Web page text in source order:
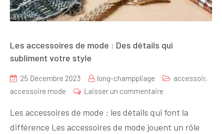
Les accessoires de mode : Des détails qui
subliment votre style
25 Décembre 2023 long-champpliage accessoir,
accessoire mode
Laisser un commentaire
accessoires
de
Les accessoires de mode : les détails qui font la
différence Les accessoires de mode jouent un rôle